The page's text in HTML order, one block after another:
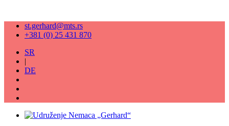
st.gerhard@mts.rs
+381 (0) 25 431 870
SR
|
DE